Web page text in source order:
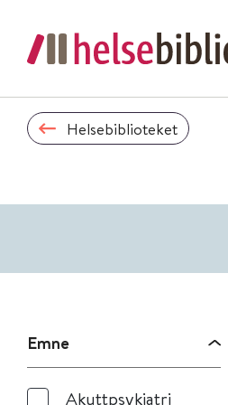
Helsebiblioteket
Emne
Akuttpsykiatri